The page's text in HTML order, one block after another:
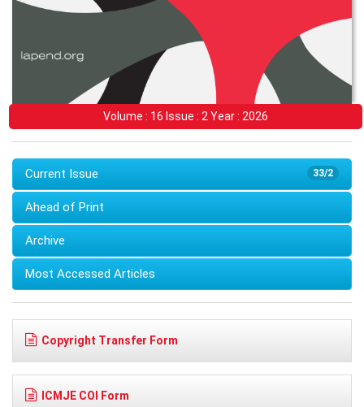
Volume : 16 Issue : 2 Year : 2026
33/2
Current Issue
Ahead of Print
Archive
Most Accessed Articles
Copyright Transfer Form
ICMJE COI Form